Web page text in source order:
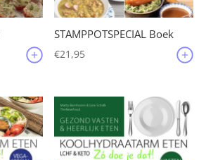
STAMPPOTSPECIAL Boek
€21,95